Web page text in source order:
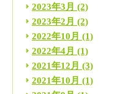
2023年3月 (2)
2023年2月 (2)
2022年10月 (1)
2022年4月 (1)
2021年12月 (3)
2021年10月 (1)